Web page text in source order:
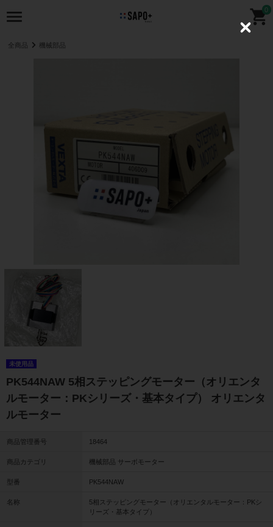
0
全商品 機械部品
未使用品
PK544NAW 5相ステッピングモーター（オリエンタ
ルモーター：PKシリーズ・基本タイプ） オリエンタ
ルモーター
商品管理番号 18464
商品カテゴリ 機械部品 サーボモーター
型番 PK544NAW
名称
5相ステッピングモーター（オリエンタルモーター：PKシ
リーズ・基本タイプ）
C